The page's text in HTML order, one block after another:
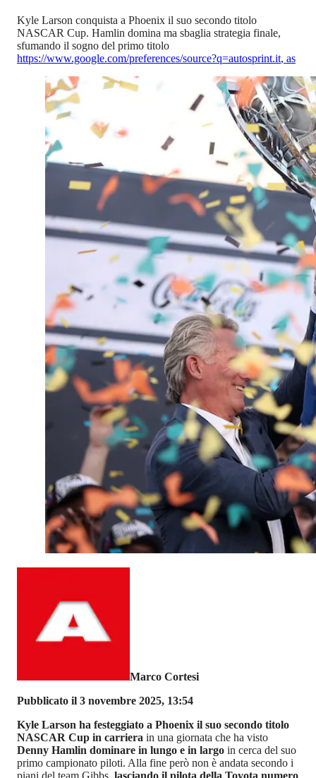
Kyle Larson conquista a Phoenix il suo secondo titolo
NASCAR Cup. Hamlin domina ma sbaglia strategia finale,
sfumando il sogno del primo titolo
https://www.google.com/preferences/source?q=autosprint.it, as
Marco Cortesi
Pubblicato il 3 novembre 2025, 13:54
Kyle Larson ha festeggiato a Phoenix il suo secondo titolo
NASCAR Cup in carriera in una giornata che ha visto
Denny Hamlin dominare in lungo e in largo in cerca del suo
primo campionato piloti. Alla fine però non è andata secondo i